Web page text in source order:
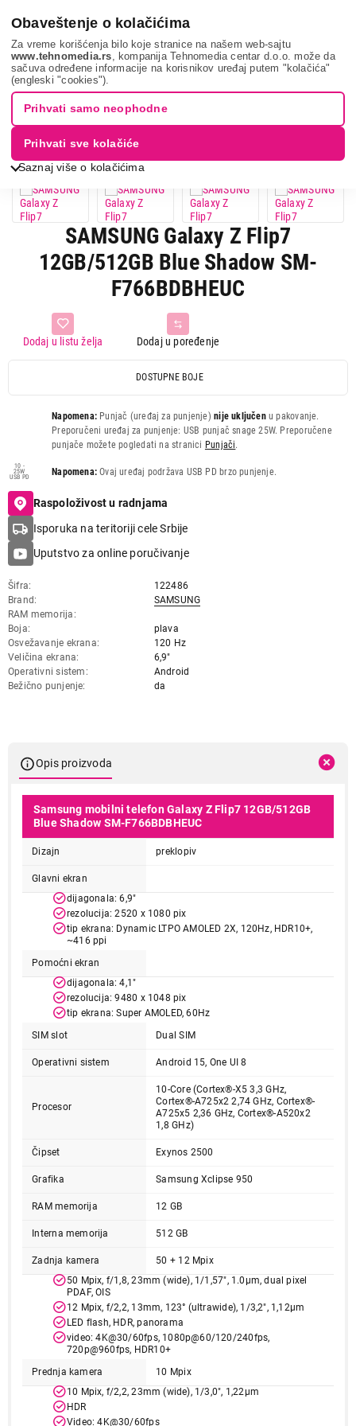
Obaveštenje o kolačićima
Za vreme korišćenja bilo koje stranice na našem web-sajtu
www.tehnomedia.rs , kompanija Tehnomedia centar d.o.o. može da
sačuva određene informacije na korisnikov uređaj putem "kolačića"
(engleski "cookies").
Saznaj više o kolačićima
Prihvati samo neophodne
Prihvati sve kolačiće
Samsung galaxy ...
SAMSUNG Galaxy Z Flip7
12GB/512GB Blue Shadow SM-
F766BDBHEUC
Dodaj u poređenje
Dodaj u listu želja
DOSTUPNE BOJE
Napomena: Punjač (uređaj za punjenje)nije uključenu pakovanje.
Preporučeni uređaj za punjenje: USB punjač snage 25W. Preporučene
punjače možete pogledati na stranici Punjači.
10 -
25W
USB PD Napomena: Ovaj uređaj podržava USB PD brzo punjenje.
Raspoloživost u radnjama
Isporuka na teritoriji cele Srbije
Uputstvo za online poručivanje
Šifra
122486
Brand
SAMSUNG
RAM memorija
Boja
plava
Osvežavanje ekrana
120 Hz
Veličina ekrana
6,9"
Operativni sistem
Android
Bežično punjenje
da
Opis proizvoda
Samsung mobilni telefon Galaxy Z Flip7 12GB/512GB
Blue Shadow SM-F766BDBHEUC
Dizajn preklopiv
Glavni ekran
dijagonala: 6,9"
rezolucija: 2520 x 1080 pix
tip ekrana: Dynamic LTPO AMOLED 2X, 120Hz, HDR10+,
~416 ppi
Pomoćni ekran
dijagonala: 4,1"
rezolucija: 9480 x 1048 pix
tip ekrana: Super AMOLED, 60Hz
SIM slot
Dual SIM
Operativni sistem Android 15, One UI 8
Procesor
10-Core (Cortex®-X5 3,3 GHz,
Cortex®-A725x2 2,74 GHz, Cortex®-
A725x5 2,36 GHz, Cortex®-A520x2
1,8 GHz)
Čipset Exynos 2500
Grafika Samsung Xclipse 950
RAM memorija 12 GB
Interna memorija 512 GB
Zadnja kamera
50 + 12 Mpix
50 Mpix, f/1,8, 23mm (wide), 1/1,57", 1.0µm, dual pixel
PDAF, OIS
12 Mpix, f/2,2, 13mm, 123° (ultrawide), 1/3,2", 1,12µm
LED flash, HDR, panorama
video: 4K@30/60fps, 1080p@60/120/240fps,
720p@960fps, HDR10+
Prednja kamera
10 Mpix
10 Mpix, f/2,2, 23mm (wide), 1/3,0", 1,22µm
HDR
Video: 4K@30/60fps
MOBILNI TELEFONI
SAMSUNG Galaxy Z Flip7 12GB/512GB
Blue Shadow SM-F766BDBHEUC
Proizvod je dodat u korpu.
Ukupno u korpi:0,00
Nastavi kupovinu